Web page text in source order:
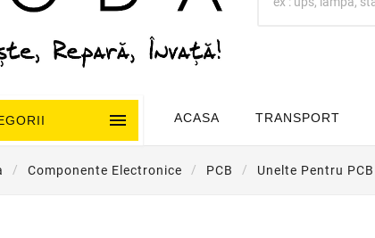
 ACASA TRANSPORT
Componente Electronice PCB Unelte Pentru PCB